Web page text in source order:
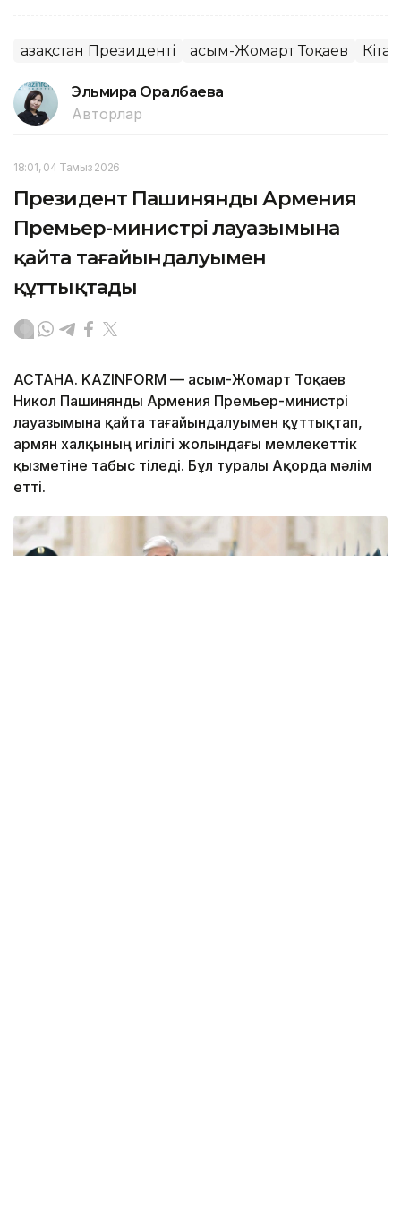
Қазақстан Президенті Қасым-Жомарт Тоқаев Кітап
Эльмира Оралбаева
Авторлар
18:01, 04 Тамыз 2026
Президент Пашинянды Армения
Премьер-министрі лауазымына
қайта тағайындалуымен
құттықтады
АСТАНА. KAZINFORM — Қасым-Жомарт Тоқаев
Никол Пашинянды Армения Премьер-министрі
лауазымына қайта тағайындалуымен құттықтап,
армян халқының игілігі жолындағы мемлекеттік
қызметіне табыс тіледі. Бұл туралы Ақорда мәлім
етті.